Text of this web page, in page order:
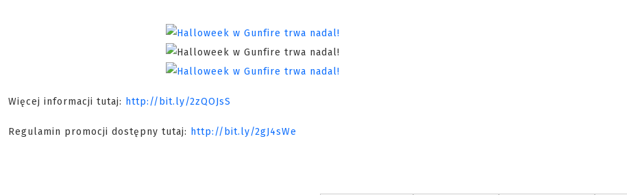
Więcej informacji tutaj: http://bit.ly/2zQOJsS
Regulamin promocji dostępny tutaj: http://bit.ly/2gJ4sWe